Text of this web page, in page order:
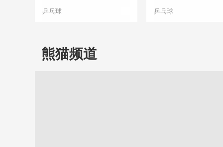
乒乓球 乒乓球
熊猫频道